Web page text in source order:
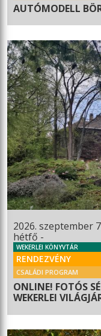
AUTÓMODELL
2026. szeptember
hétfő -
WEKERLEI KÖNYVTÁR
RENDEZVÉNY
CSALÁDI PROGRAM
ONLINE! FOTÓS
WEKERLEI